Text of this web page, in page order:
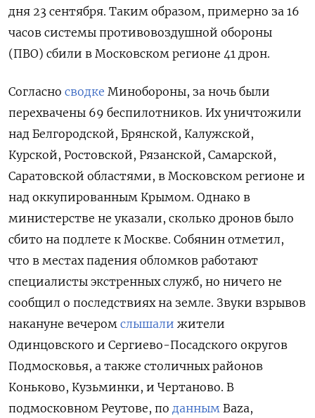
дня 23 сентября. Таким образом, примерно за 16
часов системы противовоздушной обороны
(ПВО) сбили в Московском регионе 41 дрон.
Согласно сводке Минобороны, за ночь были
перехвачены 69 беспилотников. Их уничтожили
над Белгородской, Брянской, Калужской,
Курской, Ростовской, Рязанской, Самарской,
Саратовской областями, в Московском регионе и
над оккупированным Крымом. Однако в
министерстве не указали, сколько дронов было
сбито на подлете к Москве. Собянин отметил,
что в местах падения обломков работают
специалисты экстренных служб, но ничего не
сообщил о последствиях на земле. Звуки взрывов
накануне вечером слышали жители
Одинцовского и Сергиево-Посадского округов
Подмосковья, а также столичных районов
Коньково, Кузьминки, и Чертаново. В
подмосковном Реутове, по данным Baza,